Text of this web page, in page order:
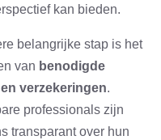
kan bieden.
belangrijke stap is het
van benodigde
verzekeringen.
professionals zijn
transparant over hun